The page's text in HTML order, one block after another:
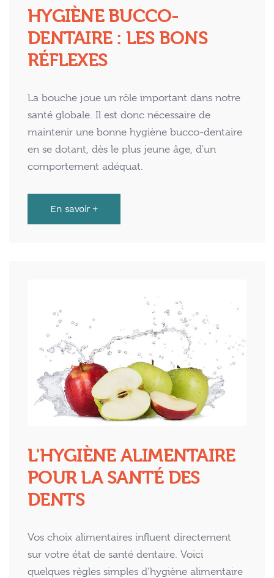
HYGIÈNE BUCCO-
DENTAIRE : LES BONS
RÉFLEXES
La bouche joue un rôle important dans notre
santé globale. Il est donc nécessaire de
maintenir une bonne hygiène bucco-dentaire
en se dotant, dès le plus jeune âge, d'un
comportement adéquat.
En savoir +
L'HYGIÈNE ALIMENTAIRE
POUR LA SANTÉ DES
DENTS
Vos choix alimentaires influent directement
sur votre état de santé dentaire. Voici
quelques règles simples d’hygiène alimentaire